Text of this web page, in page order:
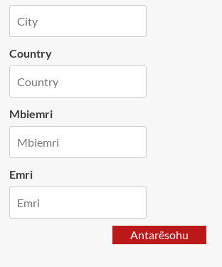
Country
Mbiemri
Emri
Antarësohu